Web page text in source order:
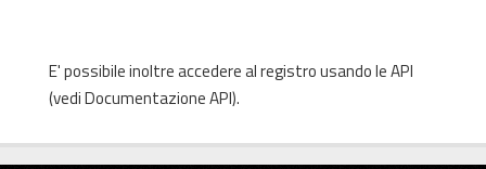
E' possibile inoltre accedere al registro usando leAPI
(vediDocumentazione API).